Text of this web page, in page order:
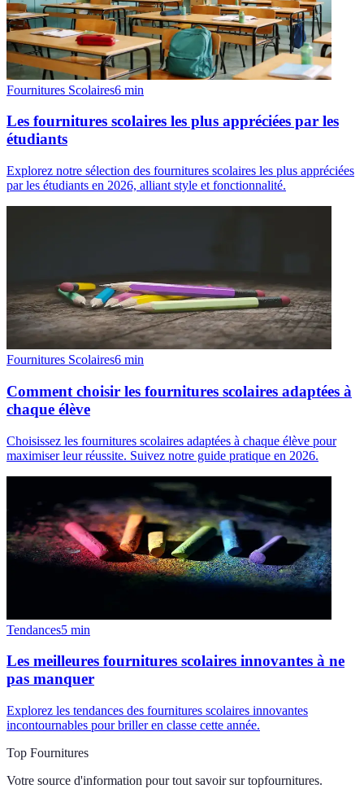
Fournitures Scolaires6 min
Les fournitures scolaires les plus appréciées par les
étudiants
Explorez notre sélection des fournitures scolaires les plus appréciées
par les étudiants en 2026, alliant style et fonctionnalité.
Fournitures Scolaires6 min
Comment choisir les fournitures scolaires adaptées à
chaque élève
Choisissez les fournitures scolaires adaptées à chaque élève pour
maximiser leur réussite. Suivez notre guide pratique en 2026.
Tendances5 min
Les meilleures fournitures scolaires innovantes à ne
pas manquer
Explorez les tendances des fournitures scolaires innovantes
incontournables pour briller en classe cette année.
Top Fournitures
Votre source d'information pour tout savoir sur topfournitures.